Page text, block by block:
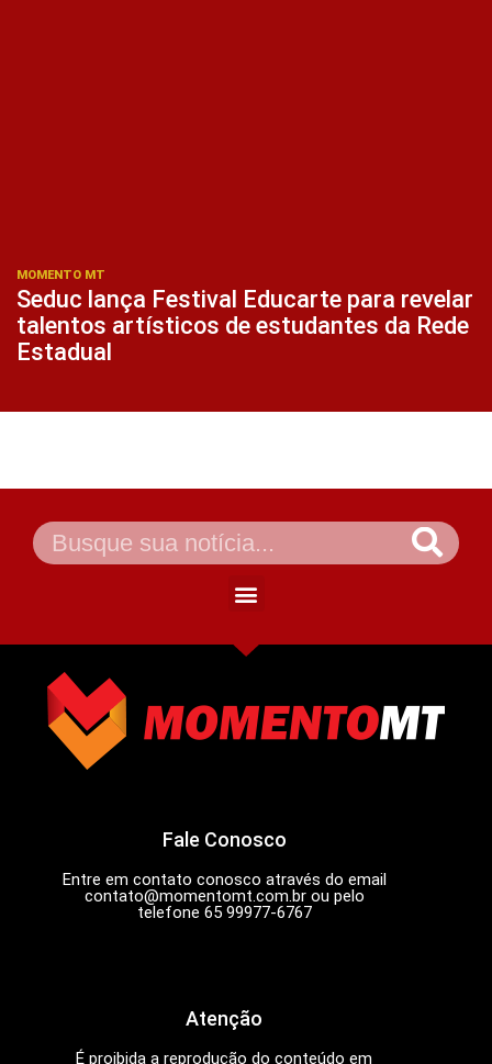
MOMENTO MT
Seduc lança Festival Educarte para revelar
talentos artísticos de estudantes da Rede
Estadual
Fale Conosco
Entre em contato conosco através do email
contato@momentomt.com.brou pelo
telefone 65 99977-6767
Atenção
É proibida a reprodução do conteúdo em